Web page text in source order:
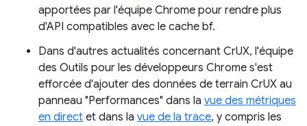
apportées par l'équipe Chrome pour rendre plus
d'API compatibles avec le cache bf.
Dans d'autres actualités concernant CrUX, l'équipe
des Outils pour les développeurs Chrome s'est
efforcée d'ajouter des données de terrain CrUX au
panneau "Performances" dans la vue des métriques
en direct et dans la vue de la trace, y compris les